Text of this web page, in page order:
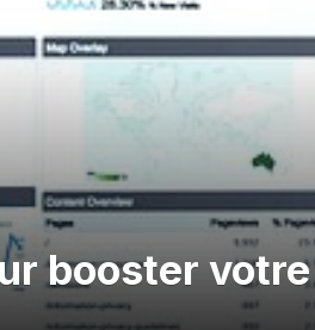
booster